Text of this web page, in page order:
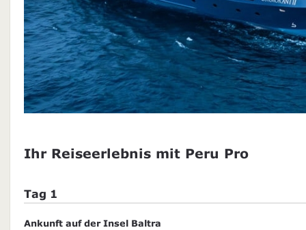
Ihr Reiseerlebnis mit Peru Pro
Tag 1
Ankunft auf der Insel Baltra